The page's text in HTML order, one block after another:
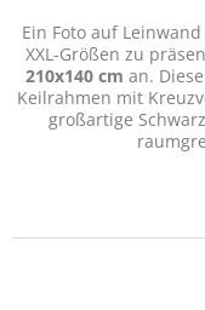
Ein Foto auf
XXL-Größen zu
210x140 cm an.
Keilrahmen mit
großartige